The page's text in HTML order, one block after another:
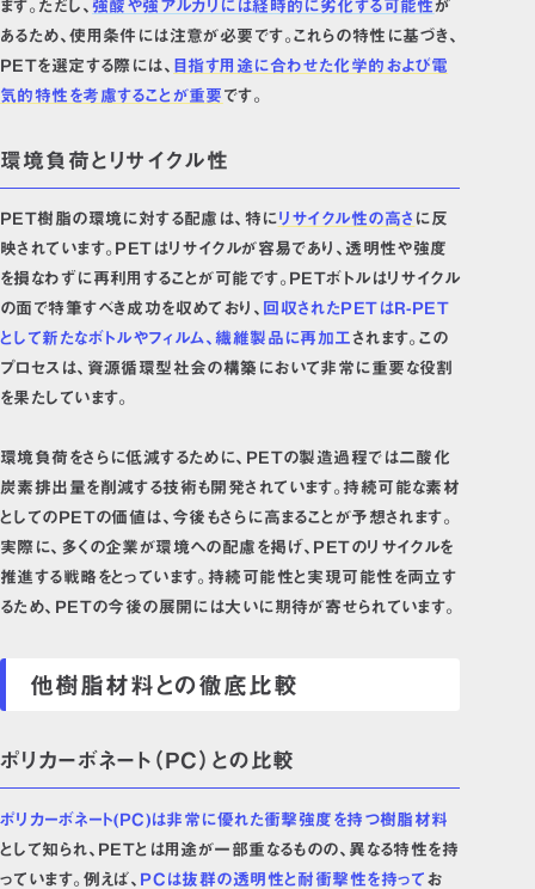
ます。ただし、 強酸や強アルカリには経時的に劣化する可能性が
あるため、使用条件には注意が必要です。これらの特性に基づき、
PETを選定する際には、 目指す用途に合わせた化学的および電
気的特性を考慮することが重要 です。
環境負荷とリサイクル性
PET樹脂の環境に対する配慮は、特にリサイクル性の高さ に反
映されています。PETはリサイクルが容易であり、透明性や強度
を損なわずに再利用することが可能です。PETボトルはリサイクル
の面で特筆すべき成功を収めており、 回収されたPETはR-PET
として新たなボトルやフィルム、繊維製品に再加工されます。この
プロセスは、資源循環型社会の構築において非常に重要な役割
を果たしています。
環境負荷をさらに低減するために、PETの製造過程では二酸化
炭素排出量を削減する技術も開発されています。持続可能な素材
としてのPETの価値は、今後もさらに高まることが予想されます。
実際に、多くの企業が環境への配慮を掲げ、PETのリサイクルを
推進する戦略をとっています。持続可能性と実現可能性を両立す
るため、PETの今後の展開には大いに期待が寄せられています。
他樹脂材料との徹底比較
ポリカーボネート（PC）との比較
ポリカーボネート(PC)は非常に優れた衝撃強度を持つ樹脂材料
として知られ、PETとは用途が一部重なるものの、異なる特性を持
っています。例えば、 PCは抜群の透明性と耐衝撃性を持って お